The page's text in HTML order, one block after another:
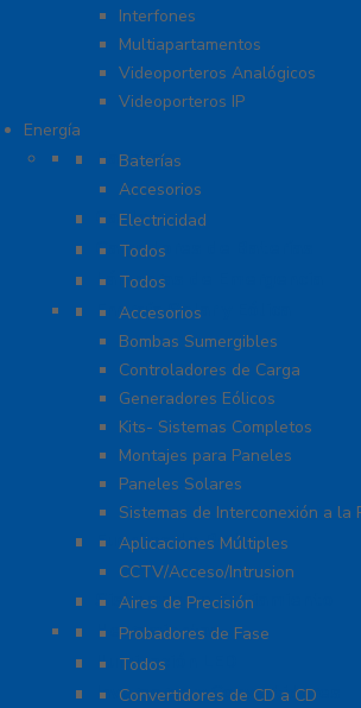
Interfones
Multiapartamentos
Videoporteros Analógicos
Videoporteros IP
Energía
Baterías
Baterías
Accesorios
Cables
Electricidad
Cargadores de Baterías
Todos
Lámparas de Emergencia
Todos
Energía Solar y Eólica
Accesorios
Bombas Sumergibles
Controladores de Carga
Generadores Eólicos
Kits- Sistemas Completos
Montajes para Paneles
Paneles Solares
Sistemas de Interconexión a la
Fuentes de Poder
Aplicaciones Múltiples
CCTV/Acceso/Intrusion
Sistemas de Enfriamiento
Aires de Precisión
Herramientas
Probadores de Fase
Iluminación LED
Todos
Inversores y Convertidores
Convertidores de CD a CD